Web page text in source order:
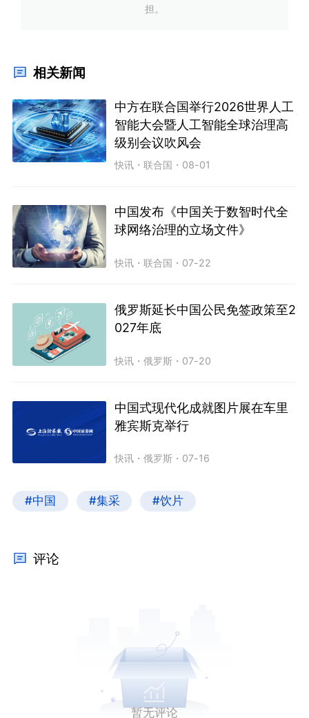
担。
相关新闻
中方在联合国举行2026世界人工
智能大会暨人工智能全球治理高
级别会议吹风会
快讯 ・联合国 ・ 08-01
中国发布《中国关于数智时代全
球网络治理的立场文件》
快讯 ・联合国 ・ 07-22
俄罗斯延长中国公民免签政策至2
027年底
快讯 ・俄罗斯 ・ 07-20
中国式现代化成就图片展在车里
雅宾斯克举行
快讯 ・俄罗斯 ・ 07-16
#中国 #集采 #饮片
评论
暂无评论